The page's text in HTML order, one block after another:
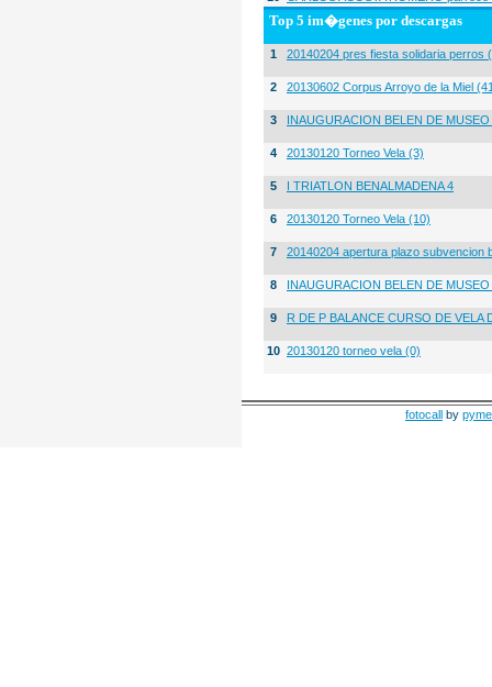
Top 5 im�genes por descargas
1 20140204 pres fiesta solidaria perros
2 20130602 Corpus Arroyo de la Miel
3 INAUGURACION BELEN DE
4 20130120 Torneo Vela (3)
5 I TRIATLON BENALMADENA 4
6 20130120 Torneo Vela (10)
7 20140204 apertura plazo subvencion
8 INAUGURACION BELEN DE
9 R DE P BALANCE CURSO DE VELA
10 20130120 torneo vela (0)
fotocall by